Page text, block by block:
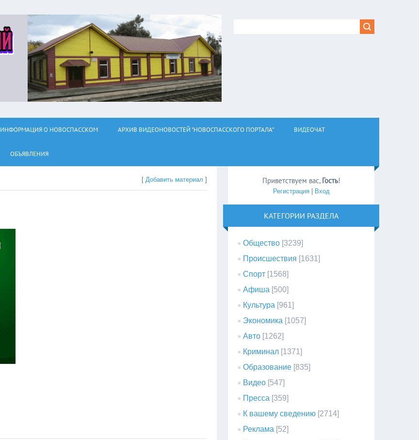
ИНФОРМАЦИЯ О НОВОСПАССКОМ АРХИВ ВИДЕОНОВОСТЕЙ "НОВОСПАССКОГО ПОРТАЛА" ВИДЕОЧАТ
ОБЪЯВЛЕНИЯ
[Добавить материал ] Приветствуем вас, Гость!
Регистрация| Вход
КАТЕГОРИИ РАЗДЕЛА
Общество [3239]
Происшествия [1631]
Спорт [1568]
Афиша [500]
Культура [961]
Экономика [1057]
Авто [1262]
Криминал [1371]
Образование [835]
Видео [547]
Пресса [359]
К вашему сведению [2714]
Реклама [52]